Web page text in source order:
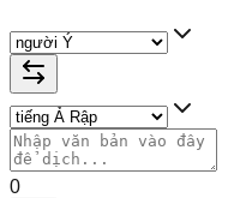
0